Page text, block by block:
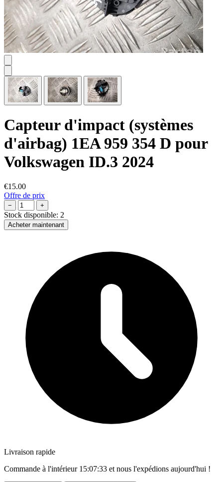
Capteur d'impact (systèmes
d'airbag) 1EA 959 354 D pour
Volkswagen ID.3 2024
€15.00
Offre de prix
− +
Stock disponible: 2
Acheter maintenant
Livraison rapide
Commande à l'intérieur 15:07:31 et nous l'expédions aujourd'hui !